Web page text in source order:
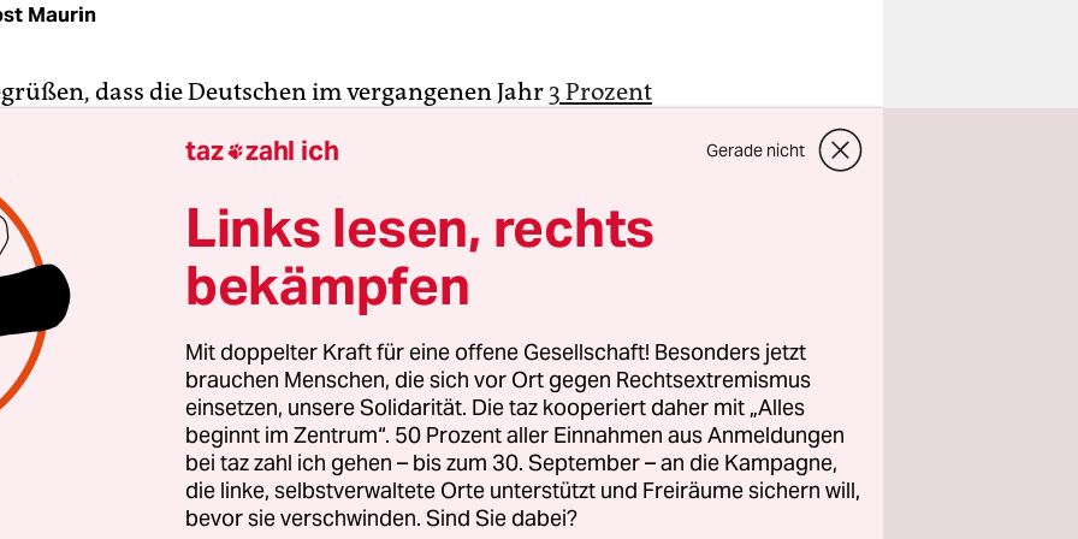
Maurin
dass die Deutschen im vergangenen Jahr 3 Prozent
und Ernährung lag der Konsum pro Kopf damit im
51,5 Kilogramm. „Milchproduktion bedeutet unendliches
teilte Deutschlands größte Tierrechtsorganisation Peta
der taz mit. Zudem trage die Erzeugung erheblich zum
bei und verbrauche viel Land, ergänzte die „Albert
für unsere Mitwelt“.
von anderen Frischmilchproduktenwie Joghurt,
oder Sahne sank der Behörde zufolge. Lediglich
legten um 3,8 Prozent zu, aber nur auf
1,1 Kilogramm pro Person und Jahr. Bereits in den
taz zahl ich Gerade nicht
Links lesen, rechts
bekämpfen
Mit doppelter Kraft für eine offene Gesellschaft! Besonders jetzt
brauchen Menschen, die sich vor Ort gegen Rechtsextremismus
einsetzen, unsere Solidarität. Die taz kooperiert daher mit „Alles
beginnt im Zentrum“. 50 Prozent aller Einnahmen aus Anmeldungen
bei taz zahl ich gehen – bis zum 30. September – an die Kampagne,
die linke, selbstverwaltete Orte unterstützt und Freiräume sichern will,
bevor sie verschwinden. Sind Sie dabei?